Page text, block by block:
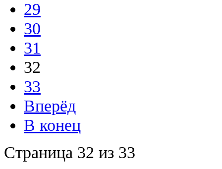
29
30
31
32
33
Вперёд
В конец
Страница 32 из 33